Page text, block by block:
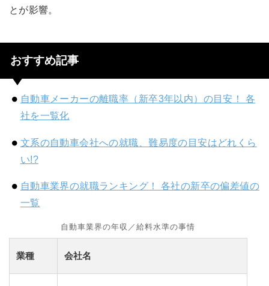
とが影響。
おすすめ記事
自動車メーカーの離職率（新卒3年以内）の目安！ 各
社を一覧化
文系の自動車会社への就職、難易度の目安はどれくら
い!?
自動車業界の就職ランキング！ 各社の新卒の偏差値の
一覧
自動車業界の年収／給料水準の事情
業種 会社名